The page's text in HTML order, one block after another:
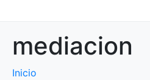
mediacion
Inicio